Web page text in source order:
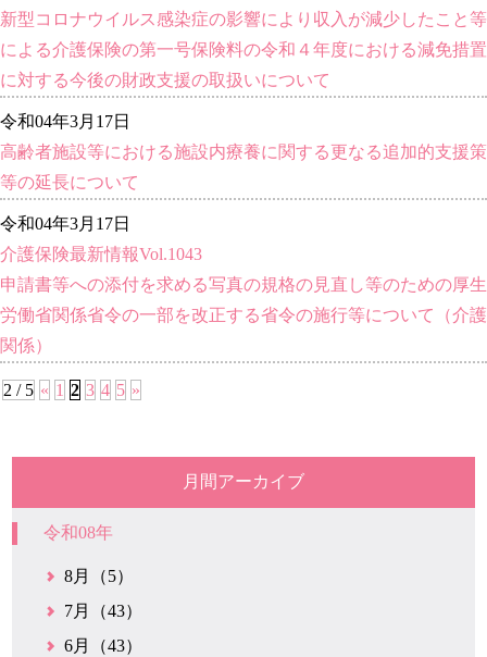
新型コロナウイルス感染症の影響により収入が減少したこと等
による介護保険の第一号保険料の令和４年度における減免措置
に対する今後の財政支援の取扱いについて
令和04年3月17日
高齢者施設等における施設内療養に関する更なる追加的支援策
等の延長について
令和04年3月17日
介護保険最新情報Vol.1043
申請書等への添付を求める写真の規格の見直し等のための厚生
労働省関係省令の一部を改正する省令の施行等について（介護
関係）
2 / 5 « 1 2 3 4 5 »
月間アーカイブ
令和08年
8月（5）
7月（43）
6月（43）